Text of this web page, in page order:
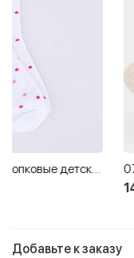
Добавьте к заказу